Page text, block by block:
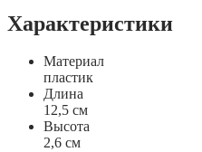
Характеристики
Материал
пластик
Длина
12,5 см
Высота
2,6 см